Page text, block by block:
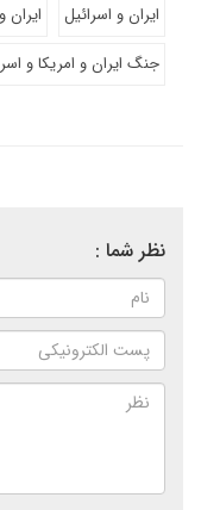
ایران و اسرائیل
ایران
جنگ ایران و امریکا و
نظر شما :